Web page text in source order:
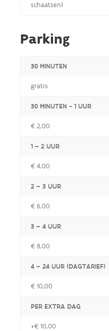
schaatsen)
Parking
30 MINUTEN
gratis
30 MINUTEN - 1 UUR
€ 2,00
1 – 2 UUR
€ 4,00
2 – 3 UUR
€ 6,00
3 – 4 UUR
€ 8,00
4 – 24 UUR (DAGTARIEF)
€ 10,00
PER EXTRA DAG
+€ 10,00